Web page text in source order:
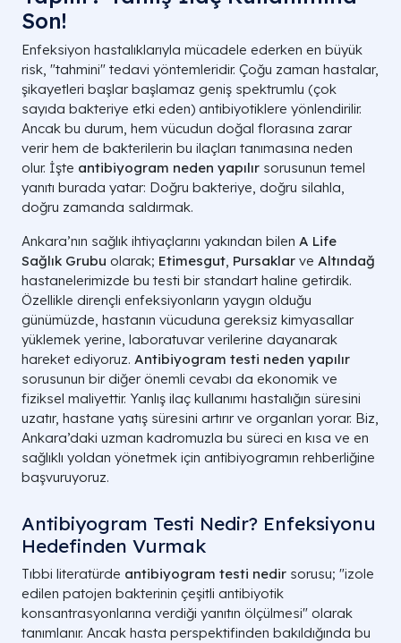
Son!
Enfeksiyon hastalıklarıyla mücadele ederken en büyük
risk, "tahmini" tedavi yöntemleridir. Çoğu zaman hastalar,
şikayetleri başlar başlamaz geniş spektrumlu (çok
sayıda bakteriye etki eden) antibiyotiklere yönlendirilir.
Ancak bu durum, hem vücudun doğal florasına zarar
verir hem de bakterilerin bu ilaçları tanımasına neden
olur. İşte antibiyogram neden yapılır sorusunun temel
yanıtı burada yatar: Doğru bakteriye, doğru silahla,
doğru zamanda saldırmak.
Ankara’nın sağlık ihtiyaçlarını yakından bilen A Life
Sağlık Grubu olarak; Etimesgut, Pursaklar ve Altındağ
hastanelerimizde bu testi bir standart haline getirdik.
Özellikle dirençli enfeksiyonların yaygın olduğu
günümüzde, hastanın vücuduna gereksiz kimyasallar
yüklemek yerine, laboratuvar verilerine dayanarak
hareket ediyoruz. Antibiyogram testi neden yapılır
sorusunun bir diğer önemli cevabı da ekonomik ve
fiziksel maliyettir. Yanlış ilaç kullanımı hastalığın süresini
uzatır, hastane yatış süresini artırır ve organları yorar. Biz,
Ankara’daki uzman kadromuzla bu süreci en kısa ve en
sağlıklı yoldan yönetmek için antibiyogramın rehberliğine
başvuruyoruz.
Antibiyogram Testi Nedir? Enfeksiyonu
Hedefinden Vurmak
Tıbbi literatürde antibiyogram testi nedir sorusu; "izole
edilen patojen bakterinin çeşitli antibiyotik
konsantrasyonlarına verdiği yanıtın ölçülmesi" olarak
tanımlanır. Ancak hasta perspektifinden bakıldığında bu